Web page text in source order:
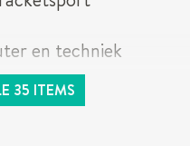
en techniek
35 ITEMS